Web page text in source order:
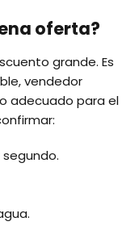
oferta?
grande. Es
vendedor
adecuado para el